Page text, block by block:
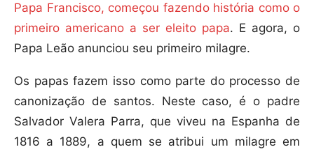
Papa Francisco, começou fazendo história como o
primeiro americano a ser eleito papa. E agora, o
Papa Leão anunciou seu primeiro milagre.
Os papas fazem isso como parte do processo de
canonização de santos. Neste caso, é o padre
Salvador Valera Parra, que viveu na Espanha de
1816 a 1889, a quem se atribui um milagre em